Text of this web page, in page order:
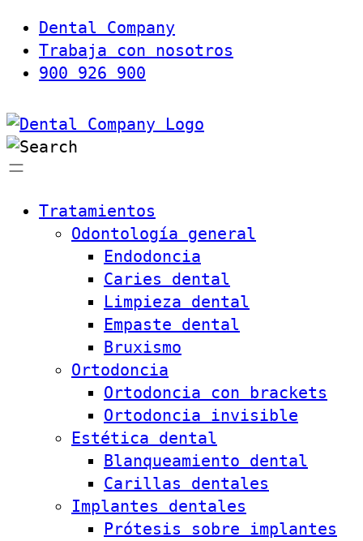
Dental Company
Trabaja con nosotros
900 926 900
Tratamientos
Odontología general
Endodoncia
Caries dental
Limpieza dental
Empaste dental
Bruxismo
Ortodoncia
Ortodoncia con brackets
Ortodoncia invisible
Estética dental
Blanqueamiento dental
Carillas dentales
Implantes dentales
Prótesis sobre implantes